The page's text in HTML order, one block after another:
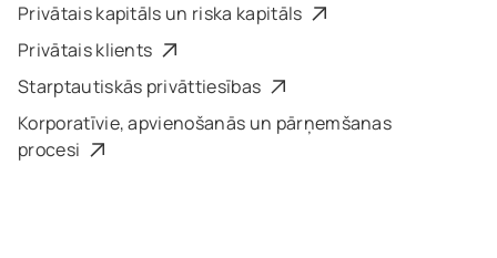
Privātais kapitāls un riska kapitāls
Privātais klients
Starptautiskās privāttiesības
Korporatīvie, apvienošanās un pārņemšanas
procesi